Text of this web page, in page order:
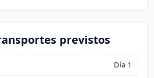
previstos
Día 1